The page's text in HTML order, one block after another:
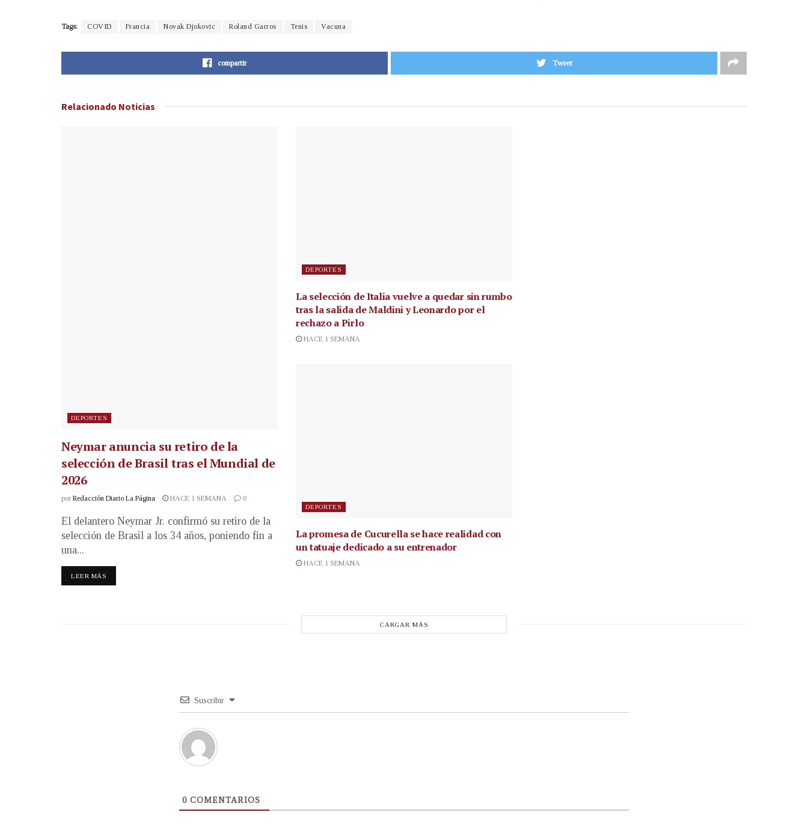
Tags: COVID Francia Novak Djokovic Roland Garros Tenis Vacuna
compartir Tweet
Relacionado Noticias
DEPORTES
Neymar anuncia su retiro de la
selección de Brasil tras el Mundial de
2026
por Redacción Diario La Página HACE 1 SEMANA 0
El delantero Neymar Jr. confirmó su retiro de la
selección de Brasil a los 34 años, poniendo fin a
una...
LEER MÁS
DEPORTES
La selección de Italia vuelve a quedar sin rumbo
tras la salida de Maldini y Leonardo por el
rechazo a Pirlo
HACE 1 SEMANA
DEPORTES
La promesa de Cucurella se hace realidad con
un tatuaje dedicado a su entrenador
HACE 1 SEMANA
CARGAR MÁS
Suscribir
0 COMENTARIOS